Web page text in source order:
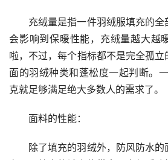
充绒量是指一件羽绒服填充的
会影响到保暖性能，充绒量越大越
啦，不过，每个指标都不是完全孤
面的羽绒种类和蓬松度一起判断。
克就足够满足绝大多数人的需求了。
面料的性能：
除了填充的羽绒外，防风防水